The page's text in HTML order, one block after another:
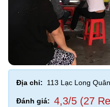
Địa chỉ: 113 Lạc Long
Đánh giá: 4,3/5 (27